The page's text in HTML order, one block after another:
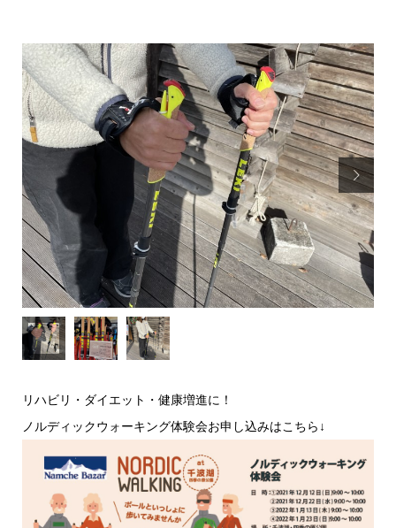

リハビリ・ダイエット・健康増進に！
ノルディックウォーキング体験会お申し込みはこちら↓